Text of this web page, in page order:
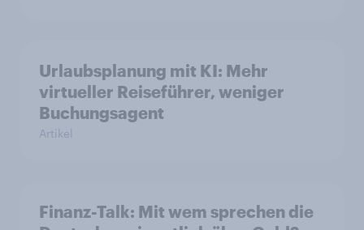
Urlaubsplanung mit KI: Mehr
virtueller Reiseführer, weniger
Buchungsagent
Artikel
Finanz-Talk: Mit wem sprechen die